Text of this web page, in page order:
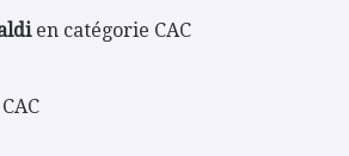
en catégorie CAC